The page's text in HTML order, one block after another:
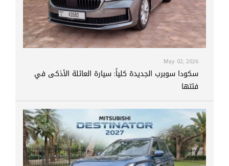
May 02, 2026
سكودا سوبرب الجديدة كلياً: سيارة العائلة الأذكى في
فئتها